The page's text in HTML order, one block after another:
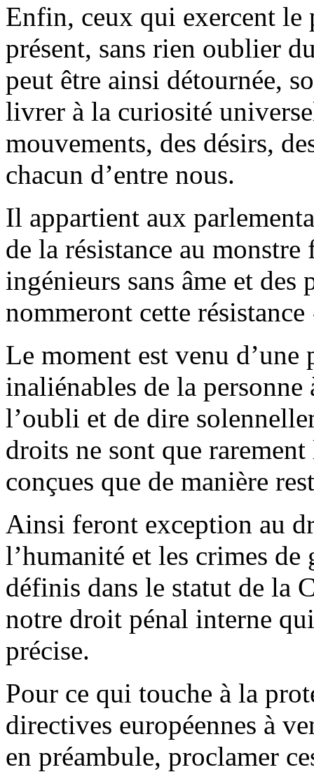
Enfin, ceux qui exercent
présent, sans rien oublier
peut être ainsi détournée,
livrer à la curiosité
mouvements, des désirs,
chacun d’entre nous.
Il appartient aux
de la résistance au
ingénieurs sans âme et
nommeront cette
Le moment est venu
inaliénables de la
l’oubli et de dire
droits ne sont que
conçues que de manière
Ainsi feront exception au
l’humanité et les crimes
définis dans le statut de la
notre droit pénal interne
précise.
Pour ce qui touche à la
directives européennes à
en préambule, proclamer